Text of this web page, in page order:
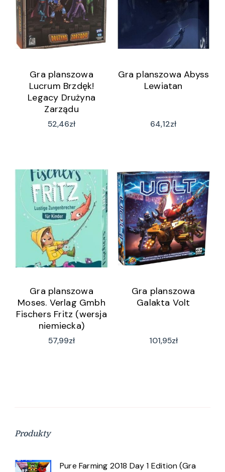
Gra planszowa
Lucrum Brzdęk!
Legacy Drużyna
Zarządu
52,46zł
Gra planszowa Abyss
Lewiatan
64,12zł
Gra planszowa
Moses. Verlag Gmbh
Fischers Fritz (wersja
niemiecka)
57,99zł
Gra planszowa
Galakta Volt
101,95zł
Produkty
Pure Farming 2018 Day 1 Edition (Gra